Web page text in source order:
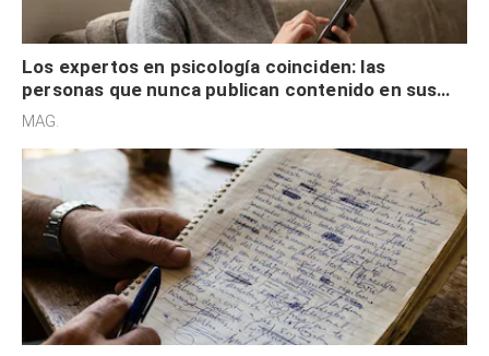
Los expertos en psicología coinciden: las
personas que nunca publican contenido en sus
redes sociales no pretenden buscar validación
MAG.